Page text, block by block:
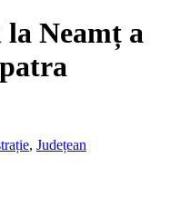
Neamț a
, Județean